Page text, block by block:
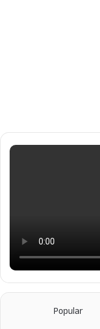
Popular